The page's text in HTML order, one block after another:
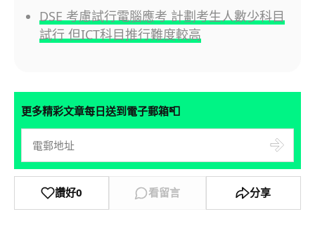
DSE 考慮試行電腦應考 計劃考生人數少科目
試行 但ICT科目推行難度較高
更多精彩文章每日送到電子郵箱📮
讚好0 看留言 分享